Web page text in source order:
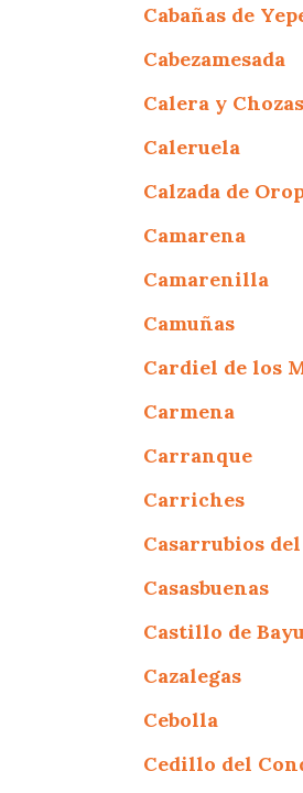
Cabañas de
Cabezamesada
Calera y Chozas
Caleruela
Calzada de
Camarena
Camarenilla
Camuñas
Cardiel de los
Carmena
Carranque
Carriches
Casarrubios
Casasbuenas
Castillo de
Cazalegas
Cebolla
Cedillo del